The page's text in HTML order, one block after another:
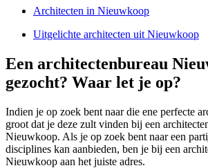
Architecten in Nieuwkoop
Uitgelichte architecten uit Nieuwkoop
Een architectenbureau
gezocht? Waar let je op?
Indien je op zoek bent naar die ene perfecte
groot dat je deze zult vinden bij een
Nieuwkoop. Als je op zoek bent naar een
disciplines kan aanbieden, ben je bij een
Nieuwkoop aan het juiste adres.